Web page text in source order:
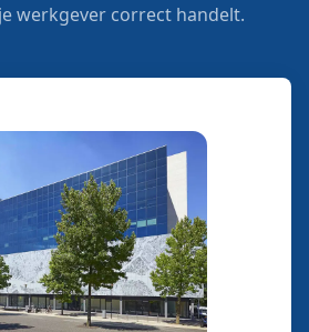
werkgever correct handelt.